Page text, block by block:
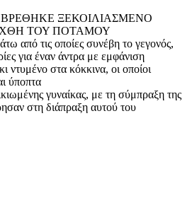
ΞΕΚΟΙΛΙΑΣΜΕΝΟ
ΤΟΥ ΠΟΤΑΜΟΥ
από τις οποίες συνέβη το γεγονός,
για έναν άντρα με εμφάνιση
ντυμένο στα κόκκινα, οι οποίοι
ύποπτα
γυναίκας, με τη σύμπραξη της
στη διάπραξη αυτού του